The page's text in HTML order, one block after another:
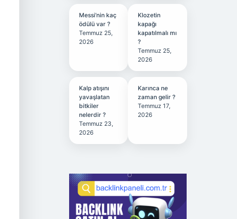
Messi’nin kaç
ödülü var ?
Temmuz 25,
2026
Klozetin
kapağı
kapatılmalı mı
?
Temmuz 25,
2026
Kalp atışını
yavaşlatan
bitkiler
nelerdir ?
Temmuz 23,
2026
Karınca ne
zaman gelir ?
Temmuz 17,
2026